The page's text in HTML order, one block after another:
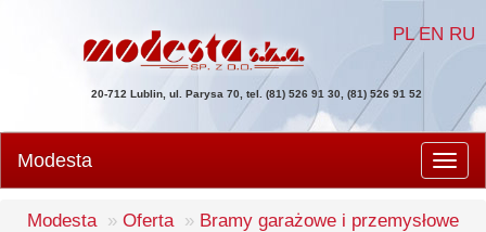
PL EN RU
20-712 Lublin, ul. Parysa 70, tel. (81) 526 91 30, (81) 526 91 52
Modesta
Modesta Oferta
Bramy garażowe i przemysłowe